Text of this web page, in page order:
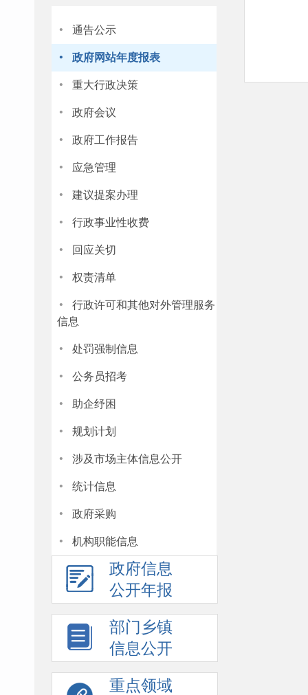
· 通告公示
· 政府网站年度报表
· 重大行政决策
· 政府会议
· 政府工作报告
· 应急管理
· 建议提案办理
· 行政事业性收费
· 回应关切
· 权责清单
·
行政许可和其他对外管理服务
信息
· 处罚强制信息
· 公务员招考
· 助企纾困
· 规划计划
· 涉及市场主体信息公开
· 统计信息
· 政府采购
· 机构职能信息
政府信息
公开年报
部门乡镇
信息公开
重点领域